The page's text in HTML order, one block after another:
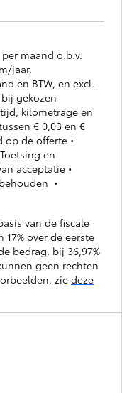
maand o.b.v.
jaar,
en BTW, en excl.
gekozen
kilometrage en
€ 0,03 en €
op de offerte •
en
acceptatie •
•
van de fiscale
over de eerste
bedrag, bij 36,97%
geen rechten
zie deze